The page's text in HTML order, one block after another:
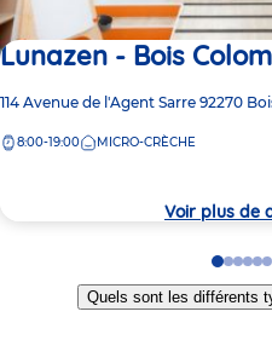
Lunazen - Bois
Adresse
la
114 Avenue de l'Agent Sarre 92270
8:00-19:00 MICRO-CRÈCHE
Voir plus de
Go
to
slide
Go
to
slide
Go
to
slide
Go
to
Go
to
Quels sont les différents